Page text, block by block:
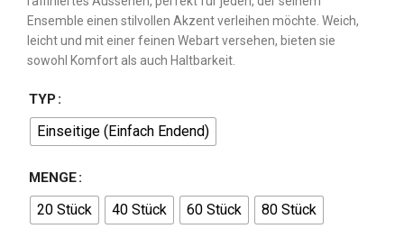
Ensemble einen stilvollen Akzent verleihen möchte. Weich,
leicht und mit einer feinen Webart versehen, bieten sie
sowohl Komfort als auch Haltbarkeit.
TYP
Einseitige (Einfach Endend)
MENGE
20 Stück 40 Stück 60 Stück 80 Stück